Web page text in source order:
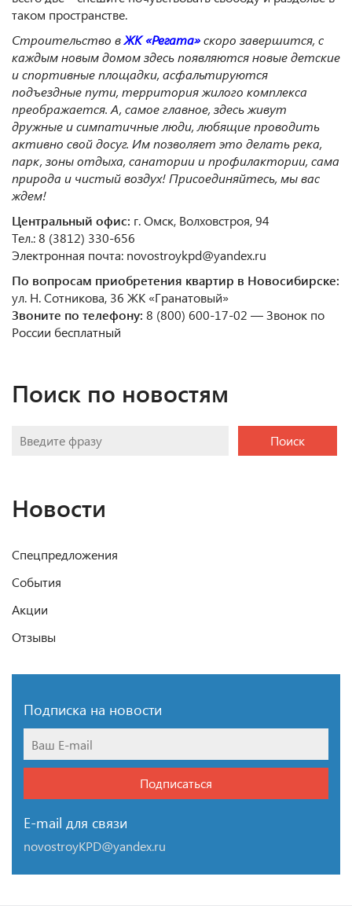
таком пространстве.
Строительство вЖК «Регата»скоро завершится, с
каждым новым домом здесь появляются новые детские
и спортивные площадки, асфальтируются
подъездные пути, территория жилого комплекса
преображается. А, самое главное, здесь живут
дружные и симпатичные люди, любящие проводить
активно свой досуг. Им позволяет это делать река,
парк, зоны отдыха, санатории и профилактории, сама
природа и чистый воздух! Присоединяйтесь, мы вас
ждем!
Центральный офис: г. Омск, Волховстроя, 94
Тел.: 8 (3812) 330-656
Электронная почта: novostroykpd@yandex.ru
По вопросам приобретения квартир в Новосибирске:
ул. Н. Сотникова, 36 ЖК «Гранатовый»
Звоните по телефону: 8 (800) 600-17-02 — Звонок по
России бесплатный
Поиск по новостям
Поиск
Новости
Спецпредложения
События
Акции
Отзывы
Подписка на новости
Подписаться
E-mail для связи
novostroyKPD@yandex.ru